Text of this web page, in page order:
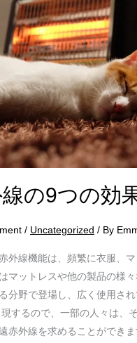
の9つの効
/ Uncategorized / By
外線機能は、頻繁に衣服、
マットレスや他の製品の様
分野で登場し、広く使用さ
するので、一部の人々は、
赤外線を求めることができ